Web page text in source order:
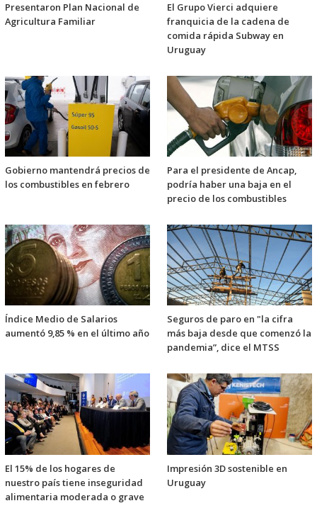
Presentaron Plan Nacional de
Agricultura Familiar
El Grupo Vierci adquiere
franquicia de la cadena de
comida rápida Subway en
Uruguay
Gobierno mantendrá precios de
los combustibles en febrero
Para el presidente de Ancap,
podría haber una baja en el
precio de los combustibles
Índice Medio de Salarios
aumentó 9,85 % en el último año
Seguros de paro en "la cifra
más baja desde que comenzó la
pandemia”, dice el MTSS
El 15% de los hogares de
nuestro país tiene inseguridad
alimentaria moderada o grave
Impresión 3D sostenible en
Uruguay